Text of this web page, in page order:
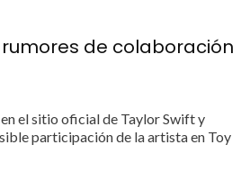
de colaboración
el sitio oficial de Taylor Swift y
participación de la artista en Toy